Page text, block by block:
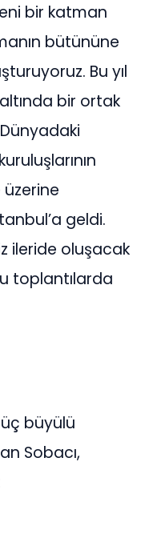
bir katman
bütününe
Bu yıl
altında bir ortak
geldi.
ileride oluşacak
toplantılarda
büyülü
Sobacı,